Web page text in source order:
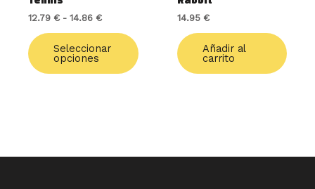
12.79 € - 14.86 €
Seleccionar
opciones
producto
14.95 €
Añadir al
carrito